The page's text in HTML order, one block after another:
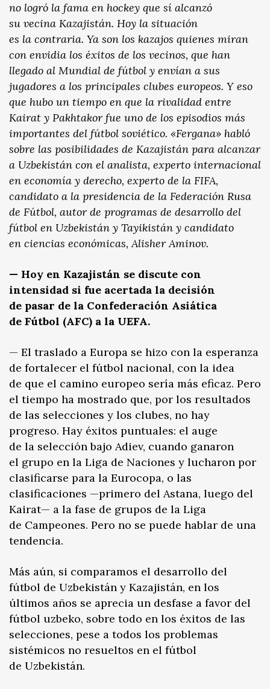
no logró la fama en hockey que sí alcanzó
su vecina Kazajistán. Hoy la situación
es la contraria. Ya son los kazajos quienes miran
con envidia los éxitos de los vecinos, que han
llegado al Mundial de fútbol y envían a sus
jugadores a los principales clubes europeos. Y eso
que hubo un tiempo en que la rivalidad entre
Kairat y Pakhtakor fue uno de los episodios más
importantes del fútbol soviético. «Fergana» habló
sobre las posibilidades de Kazajistán para alcanzar
a Uzbekistán con el analista, experto internacional
en economía y derecho, experto de la FIFA,
candidato a la presidencia de la Federación Rusa
de Fútbol, autor de programas de desarrollo del
fútbol en Uzbekistán y Tayikistán y candidato
en ciencias económicas, Alisher Aminov.
— Hoy en Kazajistán se discute con
intensidad si fue acertada la decisión
de pasar de la Confederación Asiática
de Fútbol (AFC) a la UEFA.
— El traslado a Europa se hizo con la esperanza
de fortalecer el fútbol nacional, con la idea
de que el camino europeo sería más eficaz. Pero
el tiempo ha mostrado que, por los resultados
de las selecciones y los clubes, no hay
progreso. Hay éxitos puntuales: el auge
de la selección bajo Adiev, cuando ganaron
el grupo en la Liga de Naciones y lucharon por
clasificarse para la Eurocopa, o las
clasificaciones —primero del Astana, luego del
Kairat— a la fase de grupos de la Liga
de Campeones. Pero no se puede hablar de una
tendencia.
Más aún, si comparamos el desarrollo del
fútbol de Uzbekistán y Kazajistán, en los
últimos años se aprecia un desfase a favor del
fútbol uzbeko, sobre todo en los éxitos de las
selecciones, pese a todos los problemas
sistémicos no resueltos en el fútbol
de Uzbekistán.